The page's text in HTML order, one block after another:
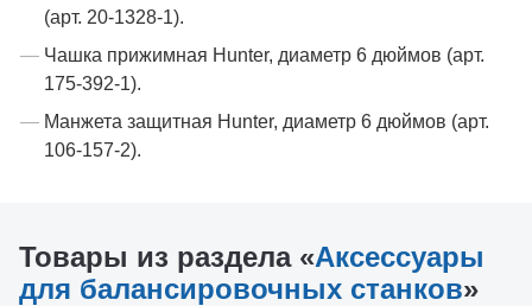
(арт. 20-1328-1).
Чашка прижимная Hunter, диаметр 6 дюймов (арт.
175-392-1).
Манжета защитная Hunter, диаметр 6 дюймов (арт.
106-157-2).
Товары из раздела «Аксессуары
для балансировочных станков»